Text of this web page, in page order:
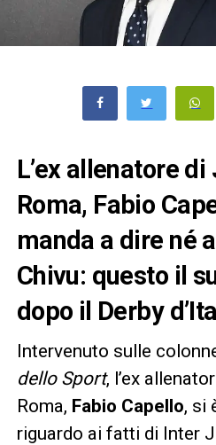
L’ex allenatore
Roma, Fabio
manda a dire né
Chivu: questo il
dopo il Derby
Intervenuto sulle
dello Sport, l’ex
Roma, Fabio Capello, si
riguardo ai fatti di Inter